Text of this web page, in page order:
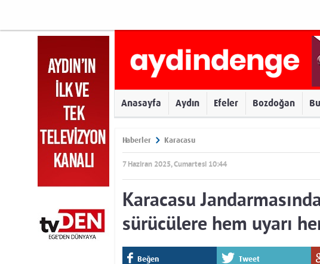
Anasayfa Aydın Efeler Bozdoğan
Haberler Karacasu
7 Haziran 2025, Cumartesi 10:44
Karacasu
sürücülere hem uyarı
Beğen Tweet